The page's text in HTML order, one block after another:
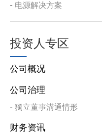
电源解决方案
投资人专区
公司概况
公司治理
獨立董事溝通情形
财务资讯